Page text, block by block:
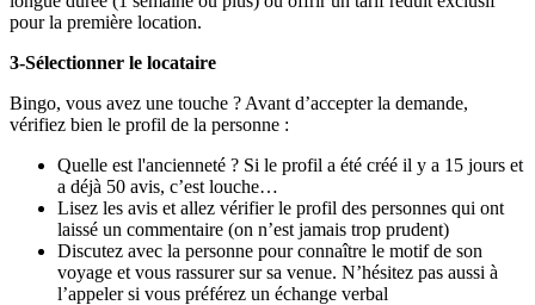
pour la première location.
3-Sélectionner le locataire
Bingo, vous avez une touche ? Avant d’accepter la demande,
vérifiez bien le profil de la personne :
Quelle est l'ancienneté ? Si le profil a été créé il y a 15 jours et
a déjà 50 avis, c’est louche…
Lisez les avis et allez vérifier le profil des personnes qui ont
laissé un commentaire (on n’est jamais trop prudent)
Discutez avec la personne pour connaître le motif de son
voyage et vous rassurer sur sa venue. N’hésitez pas aussi à
l’appeler si vous préférez un échange verbal